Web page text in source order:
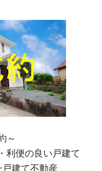
～
利便の良い戸建て
建て不動産